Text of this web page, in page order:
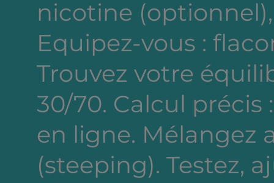
nicotine
Equipez-vous :
Trouvez votre
30/70. Calcul
en ligne. Mélangez
(steeping). Testez,